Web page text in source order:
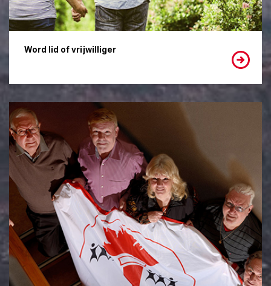
Word lid of vrijwilliger